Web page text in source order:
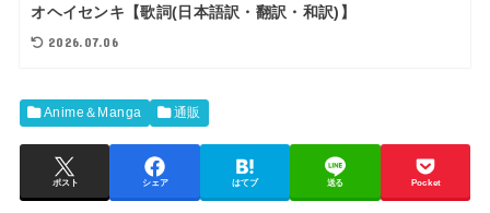
オヘイセンキ【歌詞(日本語訳・翻訳・和訳)】
2026.07.06
Anime＆Manga 通販
ポスト シェア はてブ 送る Pocket